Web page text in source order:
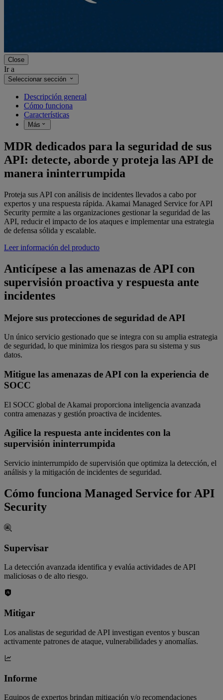
Close
Ir a
Seleccionar sección
Descripción general
Cómo funciona
Características
Más
MDR dedicados para la seguridad de sus
API: detecte, aborde y proteja las API de
manera ininterrumpida
Proteja sus API con análisis de incidentes llevados a cabo por
expertos y una respuesta rápida. Akamai Managed Service for API
Security permite a las organizaciones gestionar la seguridad de las
API, reducir el impacto de los ataques e implementar una estrategia
de defensa sólida y escalable.
Leer información del producto
Anticípese a las amenazas de API con
supervisión proactiva y respuesta ante
incidentes
Mejore sus protecciones de seguridad de API
Un único servicio gestionado que se integra con su amplia estrategia
de seguridad, lo que minimiza los riesgos para su sistema y sus
datos.
Mitigue las amenazas de API con la experiencia de
SOCC
El SOCC global de Akamai proporciona inteligencia avanzada
contra amenazas y gestión proactiva de incidentes.
Agilice la respuesta ante incidentes con la
supervisión ininterrumpida
Servicio ininterrumpido de supervisión que optimiza la detección, el
análisis y la mitigación de incidentes de seguridad.
Cómo funciona Managed Service for API
Security
Supervisar
La detección avanzada identifica y evalúa actividades de API
maliciosas o de alto riesgo.
Mitigar
Los analistas de seguridad de API investigan eventos y buscan
activamente patrones de ataque, vulnerabilidades y anomalías.
Informe
Equipos de expertos brindan mitigación y/o recomendaciones